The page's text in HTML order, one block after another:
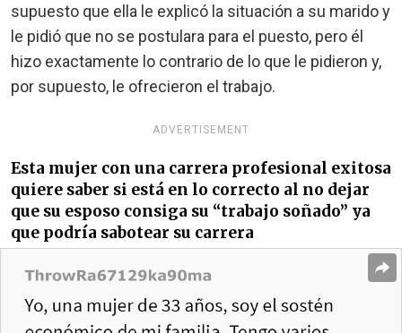
supuesto que ella le explicó la situación a su marido y
le pidió que no se postulara para el puesto, pero él
hizo exactamente lo contrario de lo que le pidieron y,
por supuesto, le ofrecieron el trabajo.
ADVERTISEMENT
Esta mujer con una carrera profesional exitosa
quiere saber si está en lo correcto al no dejar
que su esposo consiga su “trabajo soñado” ya
que podría sabotear su carrera